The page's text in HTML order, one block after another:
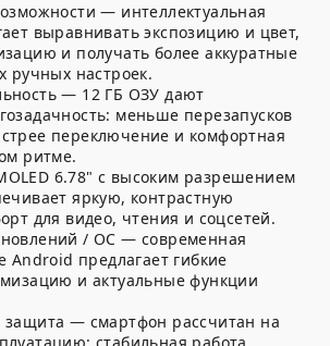
— интеллектуальная
выравнивать экспозицию и цвет,
и получать более аккуратные
ручных настроек.
— 12 ГБ ОЗУ дают
меньше перезапусков
переключение и комфортная
ритме.
6.78" с высоким разрешением
яркую, контрастную
для видео, чтения и соцсетей.
/ ОС — современная
Android предлагает гибкие
и актуальные функции
— смартфон рассчитан на